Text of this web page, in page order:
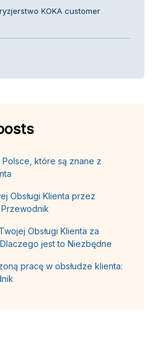
KOKA customer
które są znane z
Obsługi Klienta przez
Obsługi Klienta za
jest to Niezbędne
pracę w obsłudze klienta: